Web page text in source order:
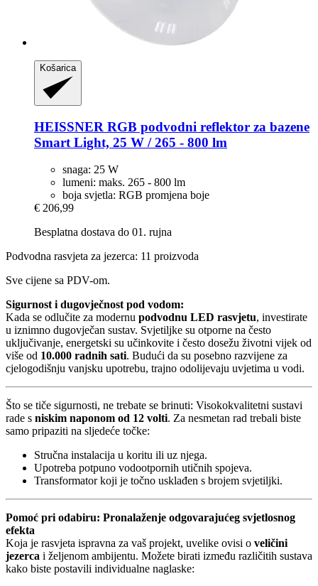
Košarica
HEISSNER RGB podvodni reflektor za bazene
Smart Light, 25 W / 265 -​ 800 lm
snaga: 25 W
lumeni: maks. 265 - 800 lm
boja svjetla: RGB promjena boje
€ 206,99
Besplatna dostava do 01. rujna
Podvodna rasvjeta za jezerca: 11 proizvoda
Sve cijene sa PDV-om.
Sigurnost i dugovječnost pod vodom:
Kada se odlučite za modernu podvodnu LED rasvjetu, investirate
u iznimno dugovječan sustav. Svjetiljke su otporne na često
uključivanje, energetski su učinkovite i često dosežu životni vijek od
više od 10.000 radnih sati. Budući da su posebno razvijene za
cjelogodišnju vanjsku upotrebu, trajno odolijevaju uvjetima u vodi.
Što se tiče sigurnosti, ne trebate se brinuti: Visokokvalitetni sustavi
rade s niskim naponom od 12 volti. Za nesmetan rad trebali biste
samo pripaziti na sljedeće točke:
Stručna instalacija u koritu ili uz njega.
Upotreba potpuno vodootpornih utičnih spojeva.
Transformator koji je točno usklađen s brojem svjetiljki.
Pomoć pri odabiru: Pronalaženje odgovarajućeg svjetlosnog
efekta
Koja je rasvjeta ispravna za vaš projekt, uvelike ovisi o veličini
jezerca i željenom ambijentu. Možete birati između različitih sustava
kako biste postavili individualne naglaske: